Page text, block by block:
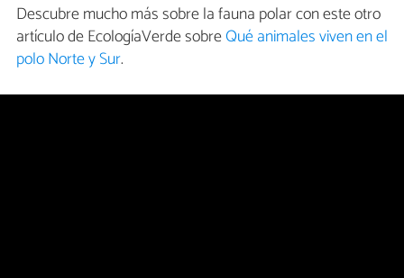
Descubre mucho más sobre la fauna polar con este otro
artículo de EcologíaVerde sobreQué animales viven en el
polo Norte y Sur.